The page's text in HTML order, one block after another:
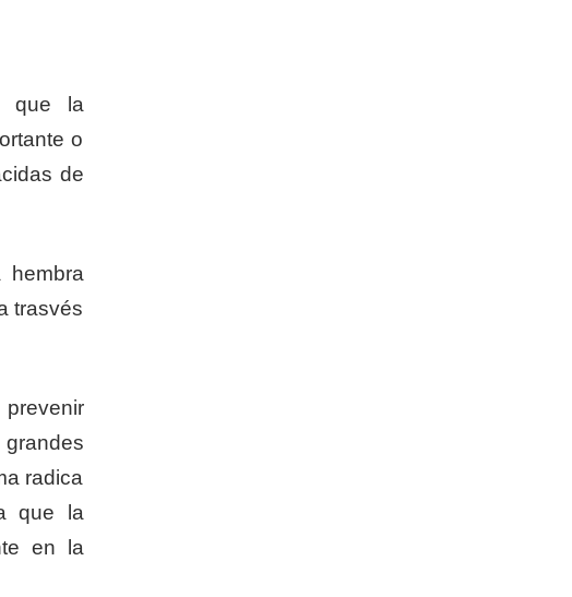
que la
o
de
trasvés
radica
que la
en la